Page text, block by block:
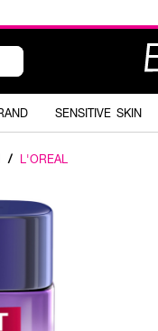
SENSITIVE SKIN
/ L'OREAL